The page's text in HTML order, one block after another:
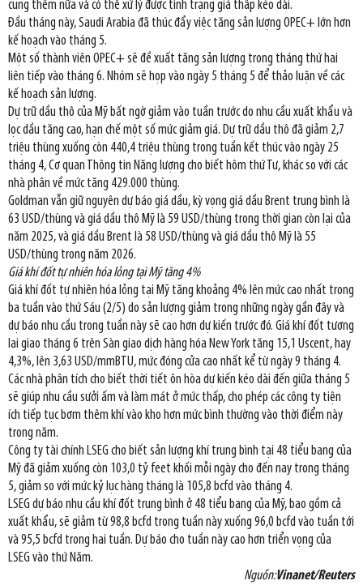
cung thêm nữa và có thể xử lý được tình trạng giá thấp kéo dài.
Đầu tháng này, Saudi Arabia đã thúc đẩy việc tăng sản lượng OPEC+ lớn hơn
kế hoạch vào tháng 5.
Một số thành viên OPEC+ sẽ đề xuất tăng sản lượng trong tháng thứ hai
liên tiếp vào tháng 6. Nhóm sẽ họp vào ngày 5 tháng 5 để thảo luận về các
kế hoạch sản lượng.
Dự trữ dầu thô của Mỹ bất ngờ giảm vào tuần trước do nhu cầu xuất khẩu và
lọc dầu tăng cao, hạn chế một số mức giảm giá. Dự trữ dầu thô đã giảm 2,7
triệu thùng xuống còn 440,4 triệu thùng trong tuần kết thúc vào ngày 25
tháng 4, Cơ quan Thông tin Năng lượng cho biết hôm thứ Tư, khác so với các
nhà phân về mức tăng 429.000 thùng.
Goldman vẫn giữ nguyên dự báo giá dầu, kỳ vọng giá dầu Brent trung bình là
63 USD/thùng và giá dầu thô Mỹ là 59 USD/thùng trong thời gian còn lại của
năm 2025, và giá dầu Brent là 58 USD/thùng và giá dầu thô Mỹ là 55
USD/thùng trong năm 2026.
Giá khí đốt tự nhiên hóa lỏng tại Mỹ tăng 4%
Giá khí đốt tự nhiên hóa lỏng tại Mỹ tăng khoảng 4% lên mức cao nhất trong
ba tuần vào thứ Sáu (2/5) do sản lượng giảm trong những ngày gần đây và
dự báo nhu cầu trong tuần này sẽ cao hơn dự kiến trước đó. Giá khí đốt tương
lai giao tháng 6 trên Sàn giao dịch hàng hóa New York tăng 15,1 Uscent, hay
4,3%, lên 3,63 USD/mmBTU, mức đóng cửa cao nhất kể từ ngày 9 tháng 4.
Các nhà phân tích cho biết thời tiết ôn hòa dự kiến kéo dài đến giữa tháng 5
sẽ giúp nhu cầu sưởi ấm và làm mát ở mức thấp, cho phép các công ty tiện
ích tiếp tục bơm thêm khí vào kho hơn mức bình thường vào thời điểm này
trong năm.
Công ty tài chính LSEG cho biết sản lượng khí trung bình tại 48 tiểu bang của
Mỹ đã giảm xuống còn 103,0 tỷ feet khối mỗi ngày cho đến nay trong tháng
5, giảm so với mức kỷ lục hàng tháng là 105,8 bcfd vào tháng 4.
LSEG dự báo nhu cầu khí đốt trung bình ở 48 tiểu bang của Mỹ, bao gồm cả
xuất khẩu, sẽ giảm từ 98,8 bcfd trong tuần này xuống 96,0 bcfd vào tuần tới
và 95,5 bcfd trong hai tuần. Dự báo cho tuần này cao hơn triển vọng của
LSEG vào thứ Năm.
Nguồn:Vinanet/Reuters